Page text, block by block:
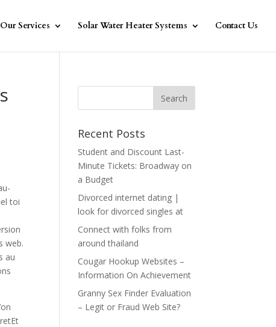
Our Services Solar Water Heater Systems Contact Us
toi
web.
au
Recent Posts
Student and Discount Last-
Minute Tickets: Broadway on
a Budget
Divorced internet dating |
look for divorced singles at
Connect with folks from
around thailand
Cougar Hookup Websites –
Information On Achievement
Granny Sex Finder Evaluation
– Legit or Fraud Web Site?